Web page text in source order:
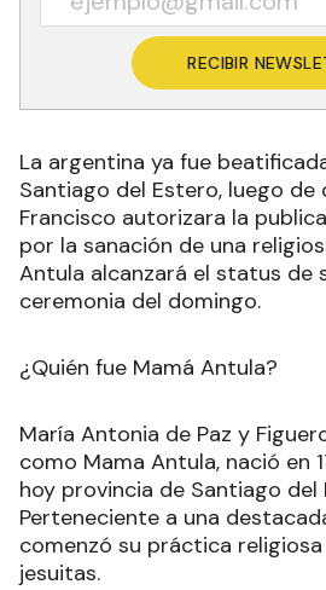
RECIBIR
La argentina ya fue
Santiago del Estero, luego de
Francisco autorizara la
por la sanación de una
Antula alcanzará el status de
ceremonia del domingo.
¿Quién fue Mamá Antula?
María Antonia de Paz y
como Mama Antula, nació en
hoy provincia de Santiago del
Perteneciente a una
comenzó su práctica
jesuitas.